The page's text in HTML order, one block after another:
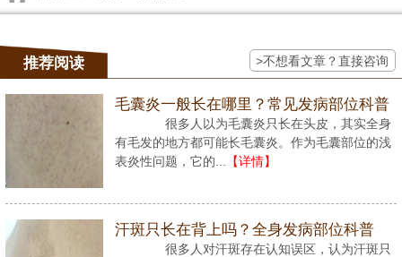
推荐阅读 >不想看文章？直接咨询
毛囊炎一般长在哪里？常见发病部位科普
很多人以为毛囊炎只长在头皮，其实全身
有毛发的地方都可能长毛囊炎。作为毛囊部位的浅
表炎性问题，它的...
【详情】
汗斑只长在背上吗？全身发病部位科普
很多人对汗斑存在认知误区，认为汗斑只